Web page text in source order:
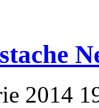
2014